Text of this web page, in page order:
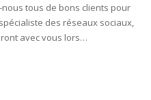
tous de bons clients pour
des réseaux sociaux,
avec vous lors…